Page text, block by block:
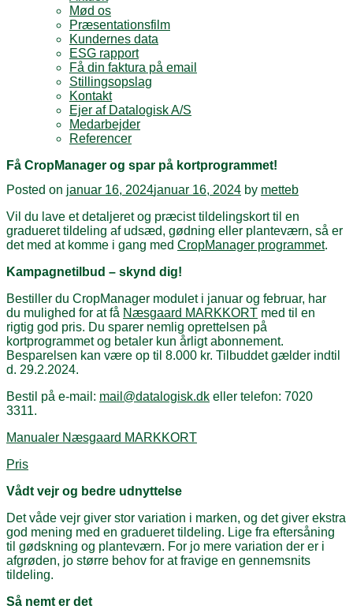
Mød os
Præsentationsfilm
Kundernes data
ESG rapport
Få din faktura på email
Stillingsopslag
Kontakt
Ejer af Datalogisk A/S
Medarbejder
Referencer
Få CropManager og spar på kortprogrammet!
Posted on januar 16, 2024januar 16, 2024 by metteb
Vil du lave et detaljeret og præcist tildelingskort til en
gradueret tildeling af udsæd, gødning eller planteværn, så er
det med at komme i gang med CropManager programmet.
Kampagnetilbud – skynd dig!
Bestiller du CropManager modulet i januar og februar, har
du mulighed for at få Næsgaard MARKKORT med til en
rigtig god pris. Du sparer nemlig oprettelsen på
kortprogrammet og betaler kun årligt abonnement.
Besparelsen kan være op til 8.000 kr. Tilbuddet gælder indtil
d. 29.2.2024.
Bestil på e-mail: mail@datalogisk.dk eller telefon: 7020
3311.
Manualer Næsgaard MARKKORT
Pris
Vådt vejr og bedre udnyttelse
Det våde vejr giver stor variation i marken, og det giver ekstra
god mening med en gradueret tildeling. Lige fra eftersåning
til gødskning og planteværn. For jo mere variation der er i
afgrøden, jo større behov for at fravige en gennemsnits
tildeling.
Så nemt er det